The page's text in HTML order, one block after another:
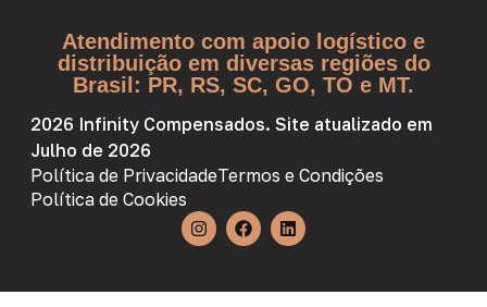
Atendimento com apoio logístico e
distribuição em diversas regiões do
Brasil: PR, RS, SC, GO, TO e MT.
2026 Infinity Compensados. Site atualizado em
Julho de 2026
Política de PrivacidadeTermos e Condições
Política de Cookies